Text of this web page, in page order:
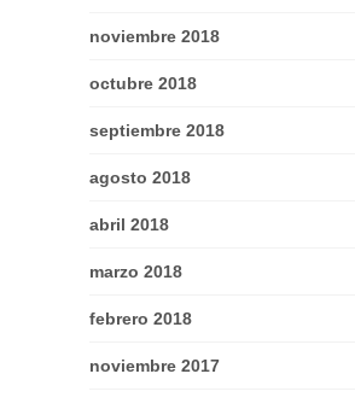
noviembre 2018
octubre 2018
septiembre 2018
agosto 2018
abril 2018
marzo 2018
febrero 2018
noviembre 2017